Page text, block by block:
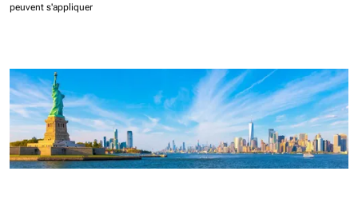
peuvent s'appliquer